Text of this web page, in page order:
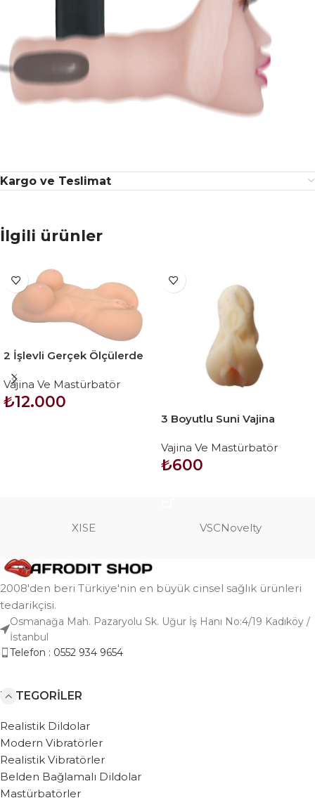
Kargo ve Teslimat
İlgili ürünler
2 İşlevli Gerçek Ölçülerde
Oriental Girl
Vajina Ve Mastürbatör
₺12.000
3 Boyutlu Suni Vajina
Vajina Ve Mastürbatör
₺600
XISE VSCNovelty
2008'den beri Türkiye'nin en büyük cinsel sağlık ürünleri
tedarikçisi.
Osmanağa Mah. Pazaryolu Sk. Uğur İş Hanı No:4/19 Kadıköy /
İstanbul
Telefon : 0552 934 9654
KATEGORILER
Realistik Dildolar
Modern Vibratörler
Realistik Vibratörler
Belden Bağlamalı Dildolar
Mastürbatörler